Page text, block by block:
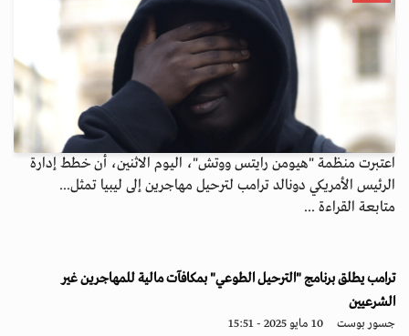
اعتبرت منظمة "هيومن رايتس ووتش"، اليوم الاثنين، أن خطط إدارة
الرئيس الأمريكي دونالد ترامب لترحيل مهاجرين إلى ليبيا تمثل...
متابعة القراءة ...
ترامب يطلق برنامج "الترحيل الطوعي" بمكافآت مالية للمهاجرين غير
الشرعيين
جسور بوست 10 مايو 2025 - 15:51